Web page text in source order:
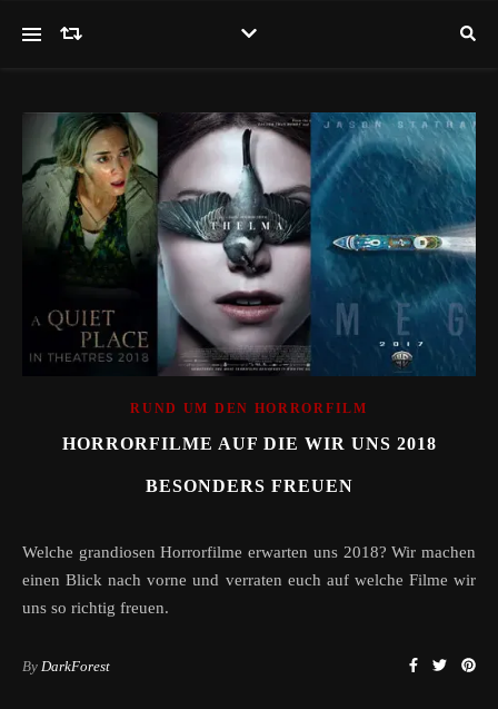
RUND UM DEN HORRORFILM
HORRORFILME AUF DIE WIR UNS 2018
BESONDERS FREUEN
Welche grandiosen Horrorfilme erwarten uns 2018? Wir machen
einen Blick nach vorne und verraten euch auf welche Filme wir
uns so richtig freuen.
By DarkForest